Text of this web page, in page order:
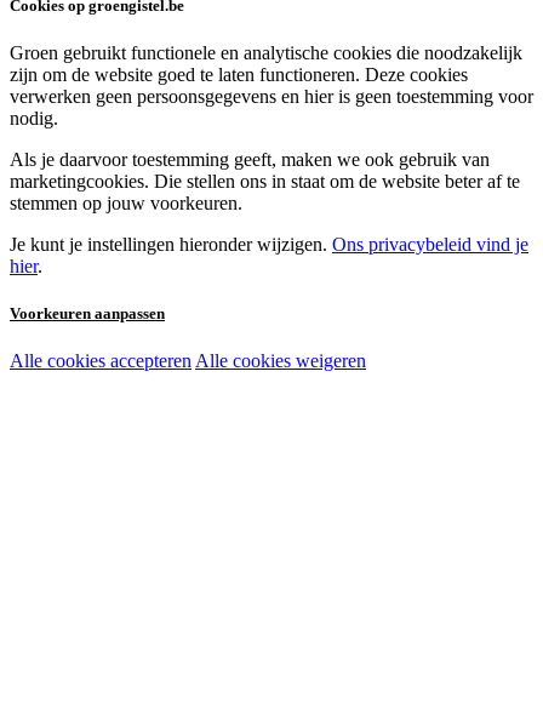
Cookies op groengistel.be
Groen gebruikt functionele en analytische cookies die noodzakelijk
zijn om de website goed te laten functioneren. Deze cookies
verwerken geen persoonsgegevens en hier is geen toestemming voor
nodig.
Als je daarvoor toestemming geeft, maken we ook gebruik van
marketingcookies. Die stellen ons in staat om de website beter af te
stemmen op jouw voorkeuren.
Je kunt je instellingen hieronder wijzigen. Ons privacybeleid vind je
hier.
Voorkeuren aanpassen
Noodzakelijke cookies:
Alle cookies accepteren Alle cookies weigeren